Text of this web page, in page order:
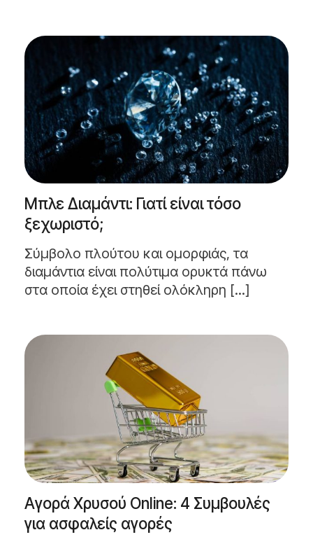
Μπλε Διαμάντι: Γιατί είναι τόσο
ξεχωριστό;
Σύμβολο πλούτου και ομορφιάς, τα
διαμάντια είναι πολύτιμα ορυκτά πάνω
στα οποία έχει στηθεί ολόκληρη [...]
Αγορά Χρυσού Online: 4 Συμβουλές
για ασφαλείς αγορές